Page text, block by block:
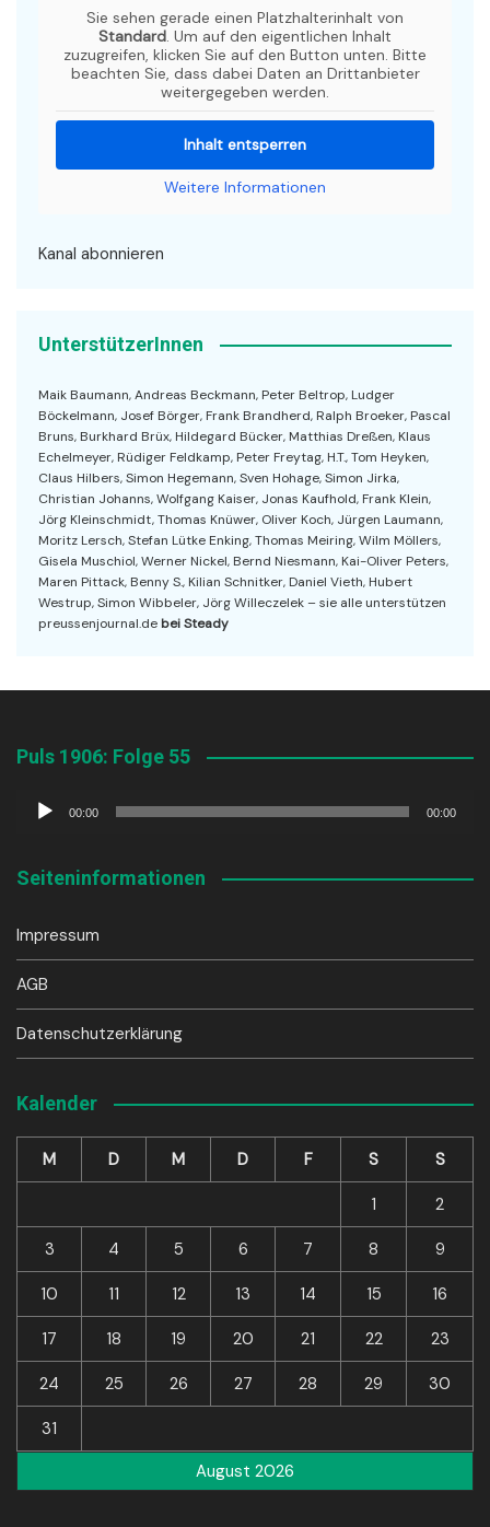
Sie sehen gerade einen Platzhalterinhalt von
Standard. Um auf den eigentlichen Inhalt
zuzugreifen, klicken Sie auf den Button unten. Bitte
beachten Sie, dass dabei Daten an Drittanbieter
weitergegeben werden.
Inhalt entsperren
Weitere Informationen
Kanal abonnieren
UnterstützerInnen
Maik Baumann, Andreas Beckmann, Peter Beltrop, Ludger
Böckelmann, Josef Börger, Frank Brandherd, Ralph Broeker, Pascal
Bruns, Burkhard Brüx, Hildegard Bücker, Matthias Dreßen, Klaus
Echelmeyer, Rüdiger Feldkamp, Peter Freytag, H.T., Tom Heyken,
Claus Hilbers, Simon Hegemann, Sven Hohage, Simon Jirka,
Christian Johanns, Wolfgang Kaiser, Jonas Kaufhold, Frank Klein,
Jörg Kleinschmidt, Thomas Knüwer, Oliver Koch, Jürgen Laumann,
Moritz Lersch, Stefan Lütke Enking, Thomas Meiring, Wilm Möllers,
Gisela Muschiol, Werner Nickel, Bernd Niesmann, Kai-Oliver Peters,
Maren Pittack, Benny S., Kilian Schnitker, Daniel Vieth, Hubert
Westrup, Simon Wibbeler, Jörg Willeczelek – sie alle unterstützen
preussenjournal.de bei Steady
Puls 1906: Folge 55
Audio-
00:00 00:00
Seiteninformationen
Impressum
AGB
Datenschutzerklärung
Kalender
August 2026
M D M D F S S
1 2
3 4 5 6 7 8 9
10 11 12 13 14 15 16
17 18 19 20 21 22 23
24 25 26 27 28 29 30
31